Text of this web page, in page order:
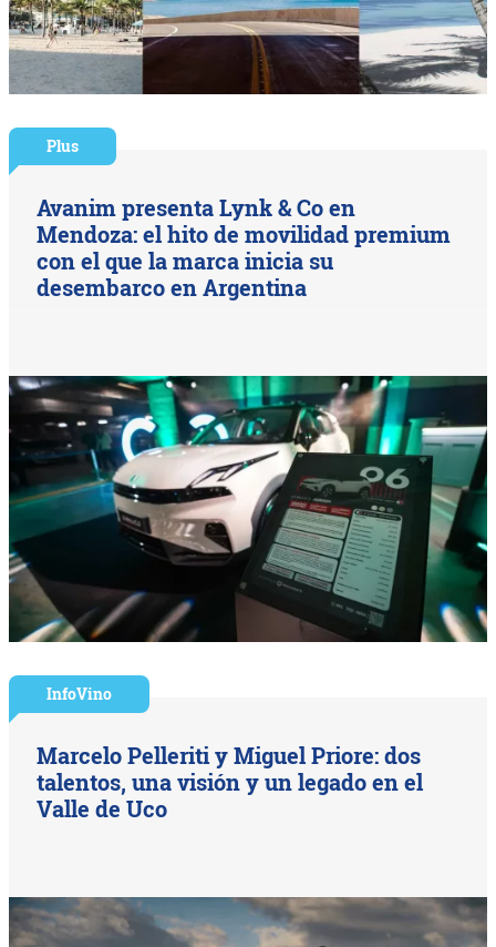
Plus
Avanim presenta Lynk & Co en
Mendoza: el hito de movilidad premium
con el que la marca inicia su
desembarco en Argentina
InfoVino
Marcelo Pelleriti y Miguel Priore: dos
talentos, una visión y un legado en el
Valle de Uco